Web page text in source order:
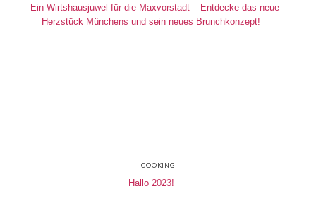
Ein Wirtshausjuwel für die Maxvorstadt – Entdecke das neue
Herzstück Münchens und sein neues Brunchkonzept!
COOKING
Hallo 2023!